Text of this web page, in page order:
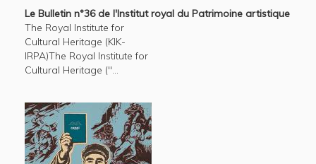
Le Bulletin n°36 de l'Institut royal du Patrimoine artistique
The Royal Institute for
Cultural Heritage (KIK-
IRPA)The Royal Institute for
Cultural Heritage ("...